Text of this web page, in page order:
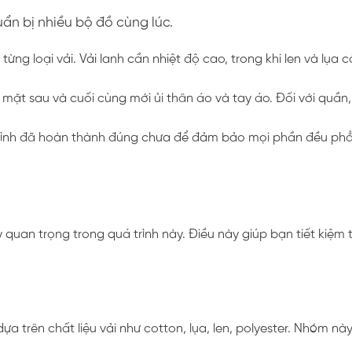
bị nhiều bộ đồ cùng lúc.
loại vải. Vải lanh cần nhiệt độ cao, trong khi len và lụa
sau và cuối cùng mới ủi thân áo và tay áo. Đối với
đã hoàn thành đúng chưa để đảm bảo mọi phần đều
trọng trong quá trình này. Điều này giúp bạn tiết kiệm
trên chất liệu vải như cotton, lụa, len, polyester. Nhóm